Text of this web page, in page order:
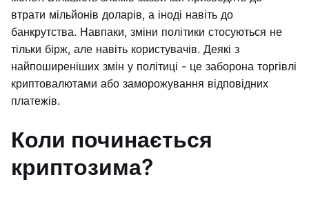
втрати мільйонів доларів, а іноді навіть до
банкрутства. Навпаки, зміни політики стосуються не
тільки бірж, але навіть користувачів. Деякі з
найпоширеніших змін у політиці - це заборона торгівлі
криптовалютами або заморожування відповідних
платежів.
Коли починається
криптозима?